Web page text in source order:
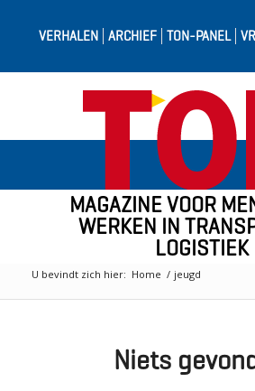
MAGAZINE VOOR
WERKEN IN
LOGISTIEK
VERHALEN ARCHIEF TON-PANEL
U bevindt zich hier: Home / jeugd
Niets